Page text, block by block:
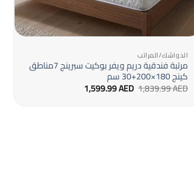
+
الدواشك/المراتب
مرتبة فندقية دريم ويفر بوكيت سبرينج 7مناطق
كينج 180×200+30 سم
1,839.99AED السعر
الأصلي1,599.99AED